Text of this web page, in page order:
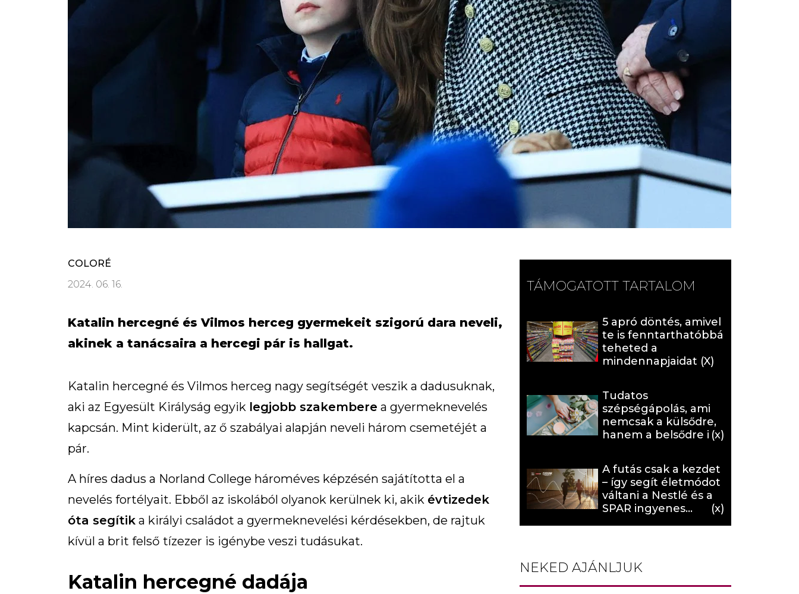
COLORÉ
2024. 06. 16.
Katalin hercegné és Vilmos herceg gyermekeit szigorú dara neveli,
akinek a tanácsaira a hercegi pár is hallgat.
Katalin hercegné és Vilmos herceg nagy segítségét veszik a dadusuknak,
aki az Egyesült Királyság egyik legjobb szakembere a gyermeknevelés
kapcsán. Mint kiderült, az ő szabályai alapján neveli három csemetéjét a
pár.
A híres dadus a Norland College hároméves képzésén sajátította el a
nevelés fortélyait. Ebből az iskolából olyanok kerülnek ki, akik évtizedek
óta segítik a királyi családot a gyermeknevelési kérdésekben, de rajtuk
kívül a brit felső tízezer is igénybe veszi tudásukat.
Katalin hercegné dadája
TÁMOGATOTT TARTALOM
5 apró döntés, amivel
te is fenntarthatóbbá
teheted a
mindennapjaidat (X)
Tudatos
szépségápolás, ami
nemcsak a külsődre,
hanem a belsődre is
A futás csak a kezdet
– így segít életmódot
váltani a Nestlé és a
SPAR ingyenes
NEKED AJÁNLJUK